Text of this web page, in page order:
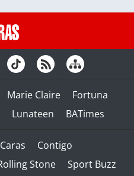
Marie Claire
Fortuna
Lunateen BATimes
Caras
Contigo
Stone
Sport Buzz